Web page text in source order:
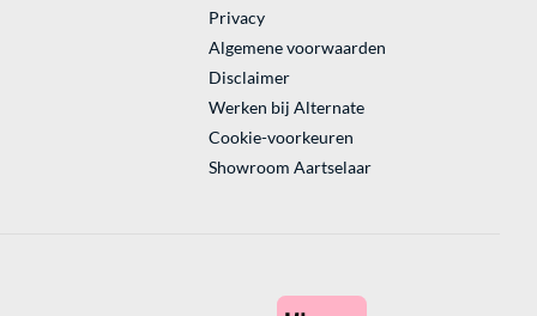
Privacy
Algemene voorwaarden
Disclaimer
Werken bij Alternate
Cookie-voorkeuren
Showroom Aartselaar